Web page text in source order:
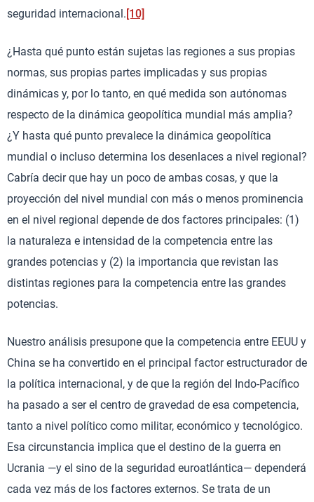
seguridad internacional. [10]
¿Hasta qué punto están sujetas las regiones a sus propias
normas, sus propias partes implicadas y sus propias
dinámicas y, por lo tanto, en qué medida son autónomas
respecto de la dinámica geopolítica mundial más amplia?
¿Y hasta qué punto prevalece la dinámica geopolítica
mundial o incluso determina los desenlaces a nivel regional?
Cabría decir que hay un poco de ambas cosas, y que la
proyección del nivel mundial con más o menos prominencia
en el nivel regional depende de dos factores principales: (1)
la naturaleza e intensidad de la competencia entre las
grandes potencias y (2) la importancia que revistan las
distintas regiones para la competencia entre las grandes
potencias.
Nuestro análisis presupone que la competencia entre EEUU y
China se ha convertido en el principal factor estructurador de
la política internacional, y de que la región del Indo-Pacífico
ha pasado a ser el centro de gravedad de esa competencia,
tanto a nivel político como militar, económico y tecnológico.
Esa circunstancia implica que el destino de la guerra en
Ucrania —y el sino de la seguridad euroatlántica— dependerá
cada vez más de los factores externos. Se trata de un